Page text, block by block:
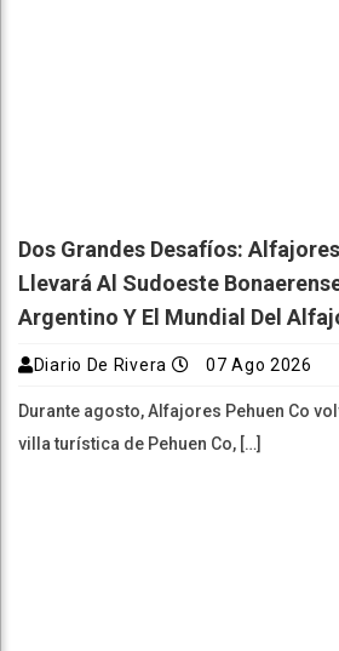
Dos Grandes Desafíos:
Llevará Al Sudoeste
Argentino Y El Mundial Del
Diario De Rivera 07 Ago 2026
Durante agosto, Alfajores Pehuen Co
villa turística de Pehuen Co, […]